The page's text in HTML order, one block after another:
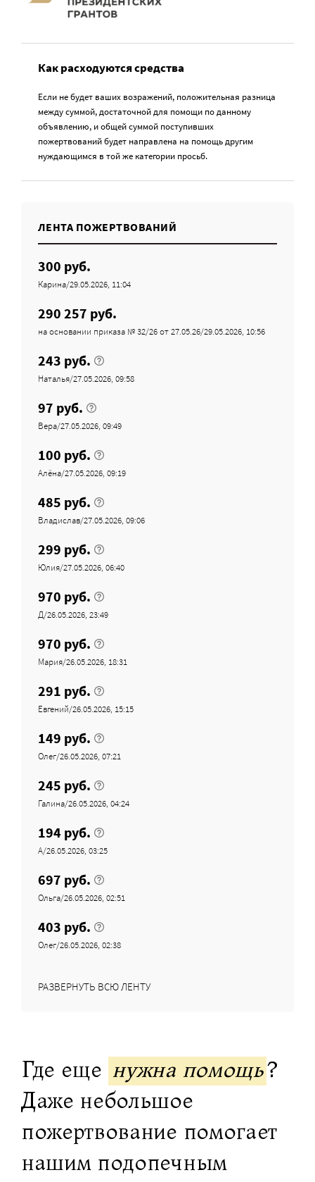
Как расходуются средства
Если не будет ваших возражений, положительная разница
между суммой, достаточной для помощи по данному
объявлению, и общей суммой поступивших
пожертвований будет направлена на помощь другим
нуждающимся в той же категории просьб.
ЛЕНТА ПОЖЕРТВОВАНИЙ
300 руб.
Карина/29.05.2026, 11:04
290 257 руб.
на основании приказа № 32/26 от 27.05.26/29.05.2026, 10:56
243 руб.
Наталья/27.05.2026, 09:58
97 руб.
Вера/27.05.2026, 09:49
100 руб.
Алёна/27.05.2026, 09:19
485 руб.
Владислав/27.05.2026, 09:06
299 руб.
Юлия/27.05.2026, 06:40
970 руб.
Д/26.05.2026, 23:49
970 руб.
Мария/26.05.2026, 18:31
291 руб.
Евгений/26.05.2026, 15:15
149 руб.
Олег/26.05.2026, 07:21
245 руб.
Галина/26.05.2026, 04:24
194 руб.
А/26.05.2026, 03:25
697 руб.
Ольга/26.05.2026, 02:51
403 руб.
Олег/26.05.2026, 02:38
РАЗВЕРНУТЬ ВСЮ ЛЕНТУ
Где еще нужна помощь?
Даже небольшое
пожертвование помогает
нашим подопечным